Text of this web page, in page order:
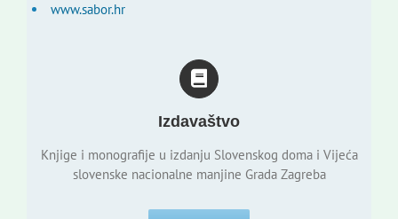
www.sabor.hr
Izdavaštvo
Knjige i monografije u izdanju Slovenskog doma i Vijeća
slovenske nacionalne manjine Grada Zagreba